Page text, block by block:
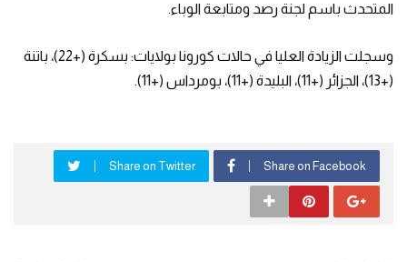
المتحدث باسم لجنة رصد ومتابعة الوباء.
وسجلت الزيادة العليا في حالات كورونا بولايات: بسكرة (+22)، باتنة
(+13)، الجزائر (+11)، البليدة (+11)، بومرداس (+11).
Share on Facebook
Share on Twitter